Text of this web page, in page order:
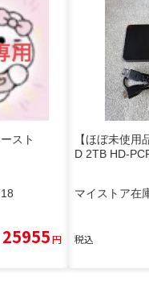
スト
25955円
【ほぼ未使用
D 2TB HD-
マイストア在
税込